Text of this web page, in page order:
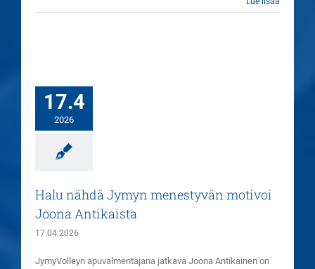
17.4
2026
Halu nähdä Jymyn menestyvän motivoi
Joona Antikaista
17.04.2026
JymyVolleyn apuvalmentajana jatkava Joona Antikainen on